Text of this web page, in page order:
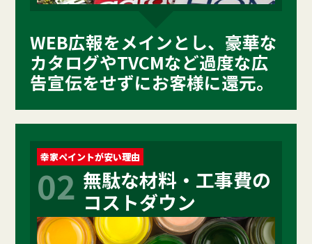
WEB広報をメインとし、豪華な
カタログやTVCMなど過度な広
告宣伝をせずにお客様に還元。
幸家ペイントが安い理由
02 無駄な材料・工事費の
コストダウン